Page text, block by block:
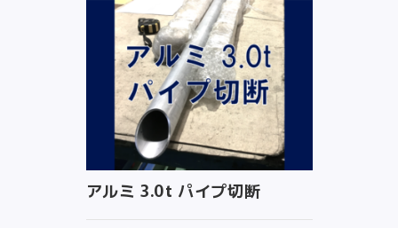
アルミ 3.0t パイプ切断